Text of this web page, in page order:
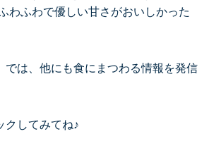
わふわで優しい甘さがおいしかった
では、他にも食にまつわる情報を発信
クしてみてね♪